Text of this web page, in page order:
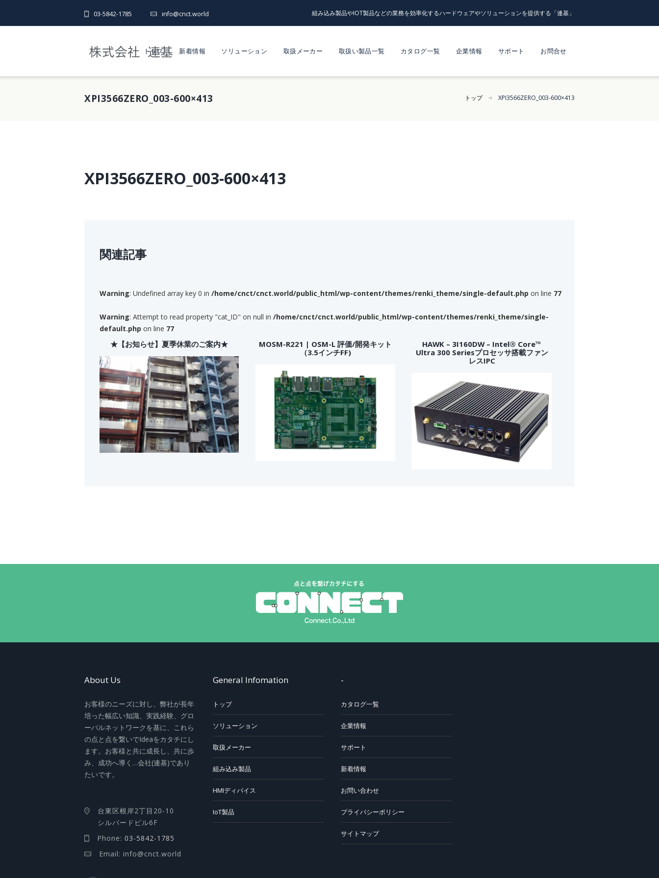
03-5842-1785 info@cnct.world 組み込み製品やIOT製品などの業務を効率化するハードウェアやソリューションを提供する「連基」
トップ 新着情報 ソリューション 取扱メーカー 取扱い製品一覧 カタログ一覧 企業情報 サポート お問合せ
XPI3566ZERO_003-600×413 トップ XPI3566ZERO_003-600×413
XPI3566ZERO_003-600×413
関連記事
Warning: Undefined array key 0 in /home/cnct/cnct.world/public_html/wp-content/themes/renki_theme/single-default.php on line 77
Warning: Attempt to read property "cat_ID" on null in /home/cnct/cnct.world/public_html/wp-content/themes/renki_theme/single-
default.php on line 77
★【お知らせ】夏季休業のご案内★
MOSM-R221 | OSM-L 評価/開発キット
（3.5インチFF)
HAWK – 3I160DW – Intel® Core™
Ultra 300 Seriesプロセッサ搭載ファン
レスIPC
About Us
お客様のニーズに対し、弊社が長年
培った幅広い知識、実践経験、グロ
ーバルネットワークを基に、これら
の点と点を繋いでIdeaをカタチにし
ます。お客様と共に成長し、共に歩
み、成功へ導く…会社(連基)であり
たいです。
台東区根岸2丁目20-10
シルバードビル6F
Phone: 03-5842-1785
Email: info@cnct.world
General Infomation
トップ
ソリューション
取扱メーカー
組み込み製品
HMIディバイス
IoT製品
-
カタログ一覧
企業情報
サポート
新着情報
お問い合わせ
プライバシーポリシー
サイトマップ